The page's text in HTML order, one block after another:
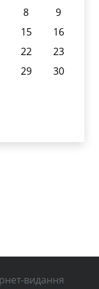
8
9
15
16
22
23
29
30
видання